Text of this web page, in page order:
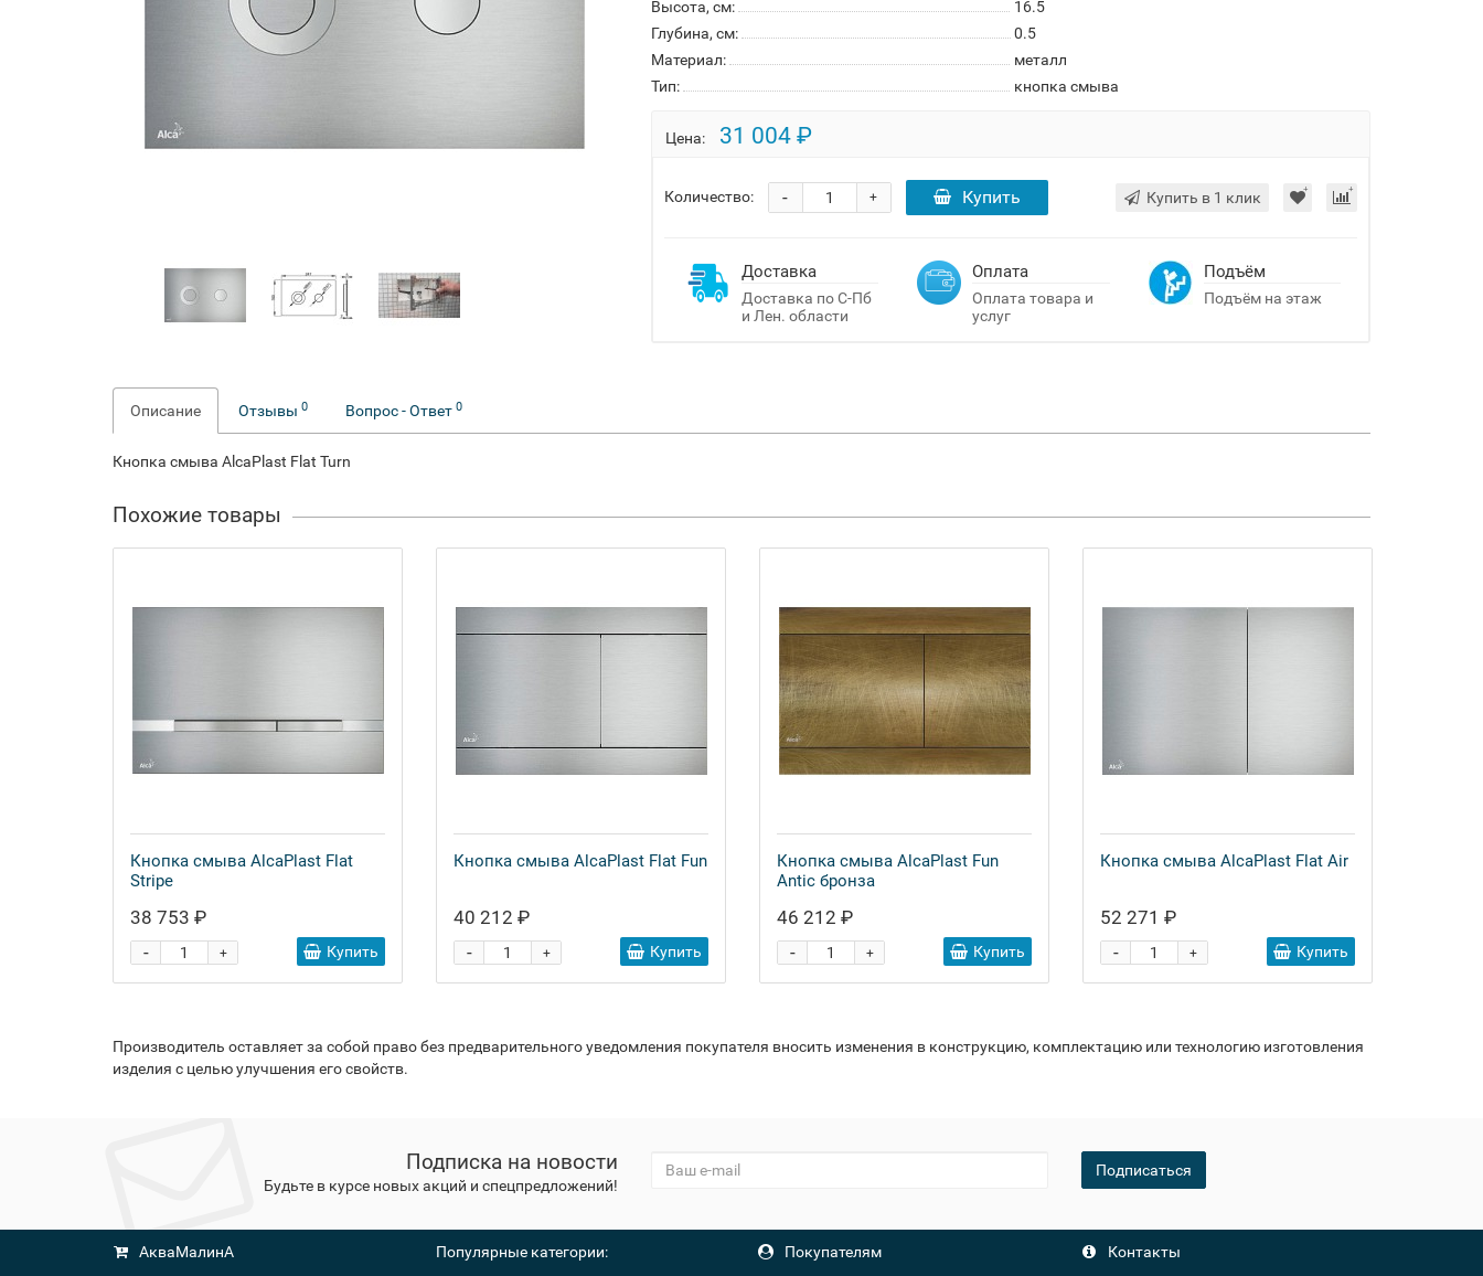
Высота, см:
16.5
Глубина, см:
0.5
Материал:
металл
Тип:
кнопка смыва
Цена: 31 004 ₽
Количество: +
- Купить Купить в 1 клик
Доставка
Доставка по С-Пб
и Лен. области
Оплата
Оплата товара и
услуг
Подъём
Подъём на этаж
Описание Отзывы 0 Вопрос - Ответ 0
Кнопка смыва AlcaPlast Flat Turn
Похожие товары
Кнопка смыва AlcaPlast Flat
Stripe
38 753 ₽
+
- Купить
Кнопка смыва AlcaPlast Flat Fun
40 212 ₽
+
- Купить
Кнопка смыва AlcaPlast Fun
Antic бронза
46 212 ₽
+
- Купить
Кнопка смыва AlcaPlast Flat Air
52 271 ₽
+
- Купить
Производитель оставляет за собой право без предварительного уведомления покупателя вносить изменения в конструкцию, комплектацию или технологию изготовления
изделия с целью улучшения его свойств.
Подписка на новости
Будьте в курсе новых акций и спецпредложений!
Подписаться
АкваМалинА Популярные категории: Покупателям Контакты